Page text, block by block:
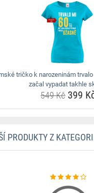
tričko k narozeninám
začal vypadat takhle
549 Kč399
PRODUKTY Z